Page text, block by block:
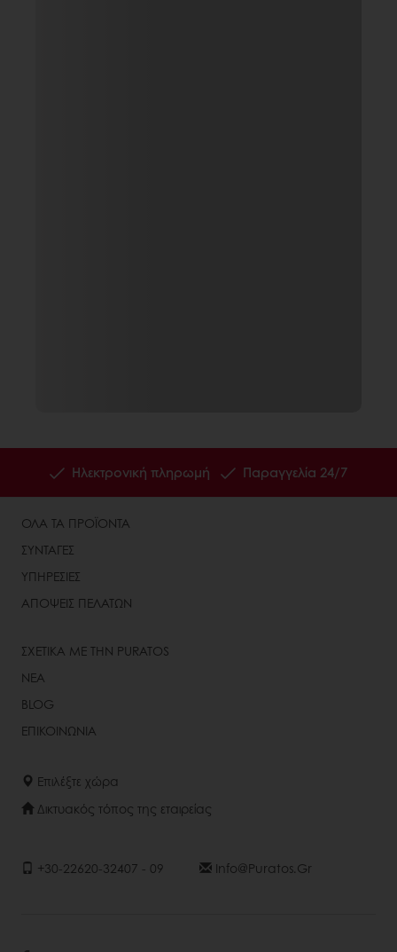
Ηλεκτρονική πληρωμή Παραγγελία 24/7
ΟΛΑ ΤΑ ΠΡΟΪΟΝΤΑ
ΣΥΝΤΑΓΕΣ
ΥΠΗΡΕΣΙΕΣ
ΑΠΟΨΕΙΣ ΠΕΛΑΤΩΝ
ΣΧΕΤΙΚΑ ΜΕ ΤΗΝ PURATOS
ΝΕΑ
BLOG
ΕΠΙΚΟΙΝΩΝΙΑ
Επιλέξτε χώρα
Δικτυακός τόπος της εταιρείας
+30-22620-32407 - 09 Info@puratos.gr